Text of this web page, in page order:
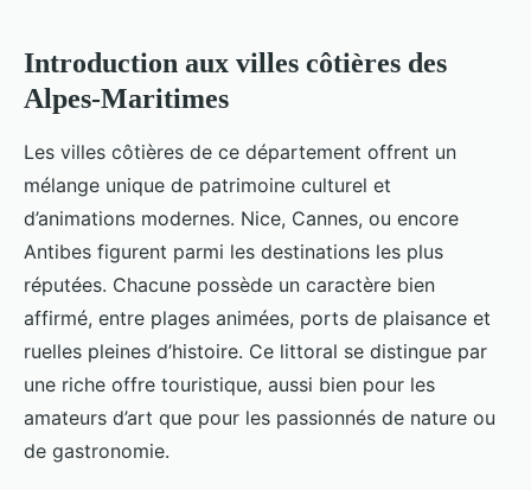
Introduction aux villes côtières des
Alpes-Maritimes
Les villes côtières de ce département offrent un
mélange unique de patrimoine culturel et
d’animations modernes. Nice, Cannes, ou encore
Antibes figurent parmi les destinations les plus
réputées. Chacune possède un caractère bien
affirmé, entre plages animées, ports de plaisance et
ruelles pleines d’histoire. Ce littoral se distingue par
une riche offre touristique, aussi bien pour les
amateurs d’art que pour les passionnés de nature ou
de gastronomie.